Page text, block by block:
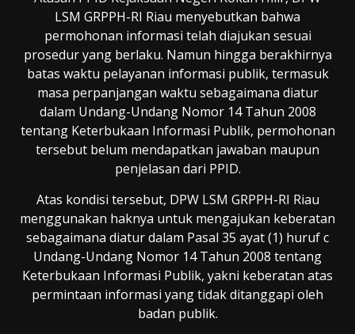
LSM GRPPH-RI Riau menyebutkan bahwa
permohonan informasi telah diajukan sesuai
prosedur yang berlaku. Namun hingga berakhirnya
batas waktu pelayanan informasi publik, termasuk
masa perpanjangan waktu sebagaimana diatur
dalam Undang-Undang Nomor 14 Tahun 2008
tentang Keterbukaan Informasi Publik, permohonan
tersebut belum mendapatkan jawaban maupun
penjelasan dari PPID.
Atas kondisi tersebut, DPW LSM GRPPH-RI Riau
menggunakan haknya untuk mengajukan keberatan
sebagaimana diatur dalam Pasal 35 ayat (1) huruf c
Undang-Undang Nomor 14 Tahun 2008 tentang
Keterbukaan Informasi Publik, yakni keberatan atas
permintaan informasi yang tidak ditanggapi oleh
badan publik.